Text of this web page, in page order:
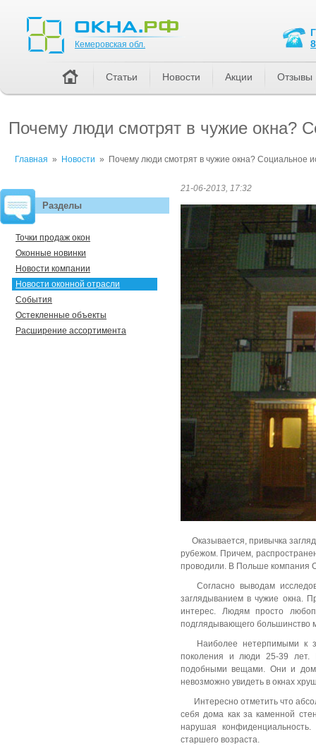
Почему люди смотрят в чужие окна?
Главная » Новости » Почему люди смотрят в чужие окна? Социальное
21-06-2013, 17:32
Оказывается, привычка
рубежом. Причем,
проводили. В Польше компания
Согласно выводам
заглядыванием в чужие окна.
интерес. Людям просто
подглядывающего большинство
Наиболее нетерпимыми к
поколения и люди 25-39 лет.
подобными вещами. Они и
невозможно увидеть в окнах
Интересно отметить что
себя дома как за каменной
нарушая
старшего возраста.
Разделы
Точки продаж окон
Оконные новинки
Новости компании
Новости оконной отрасли
События
Остекленные объекты
Расширение ассортимента
Кемеровская обл.
Статьи Новости Акции Отзывы